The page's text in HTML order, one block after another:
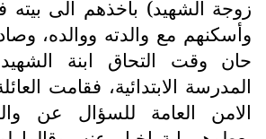
زوجة الشهيد) بأخذهم الى
وأسكنهم مع والدته ووالده،
حان وقت التحاق ابنة
المدرسة الابتدائية، فقامت
الامن العامة للسؤال عن